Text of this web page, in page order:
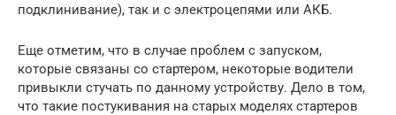
подклинивание), так и с электроцепями или АКБ.
Еще отметим, что в случае проблем с запуском,
которые связаны со стартером, некоторые водители
привыкли стучать по данному устройству. Дело в том,
что такие постукивания на старых моделях стартеров